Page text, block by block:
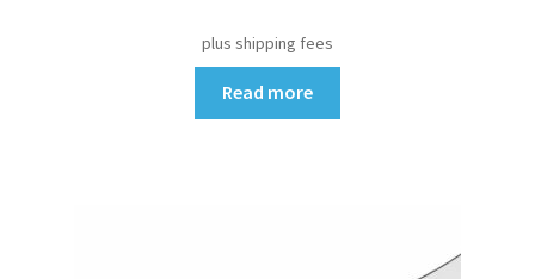
plus shipping fees
Read more